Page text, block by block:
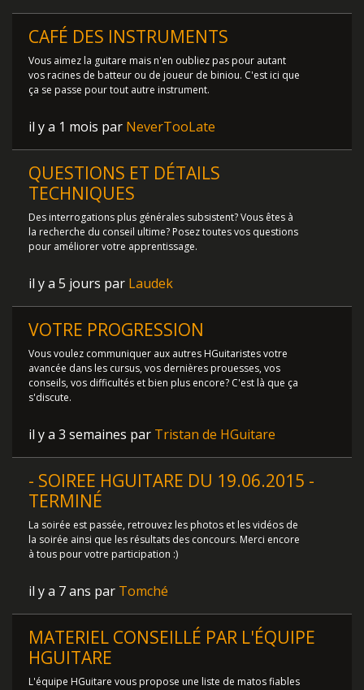
CAFÉ DES INSTRUMENTS
Vous aimez la guitare mais n'en oubliez pas pour autant
vos racines de batteur ou de joueur de biniou. C'est ici que
ça se passe pour tout autre instrument.
il y a 1 mois par NeverTooLate
QUESTIONS ET DÉTAILS
TECHNIQUES
Des interrogations plus générales subsistent? Vous êtes à
la recherche du conseil ultime? Posez toutes vos questions
pour améliorer votre apprentissage.
il y a 5 jours par Laudek
VOTRE PROGRESSION
Vous voulez communiquer aux autres HGuitaristes votre
avancée dans les cursus, vos dernières prouesses, vos
conseils, vos difficultés et bien plus encore? C'est là que ça
s'discute.
il y a 3 semaines par Tristan de HGuitare
- SOIREE HGUITARE DU 19.06.2015 -
TERMINÉ
La soirée est passée, retrouvez les photos et les vidéos de
la soirée ainsi que les résultats des concours. Merci encore
à tous pour votre participation :)
il y a 7 ans par Tomché
MATERIEL CONSEILLÉ PAR L'ÉQUIPE
HGUITARE
L'équipe HGuitare vous propose une liste de matos fiables